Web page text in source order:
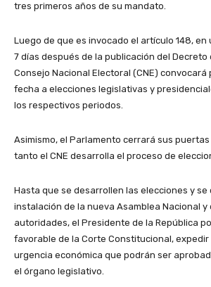
tres primeros años de su mandato.
Luego de que es invocado el artículo 148, en
7 días después de la publicación del Decreto
Consejo Nacional Electoral (CNE) convocará
fecha a elecciones legislativas y
los respectivos periodos.
Asimismo, el Parlamento cerrará sus
tanto el CNE desarrolla el proceso de
Hasta que se desarrollen las elecciones y se
instalación de la nueva Asamblea Nacional y
autoridades, el Presidente de la República
favorable de la Corte Constitucional,
urgencia económica que podrán ser
el órgano legislativo.